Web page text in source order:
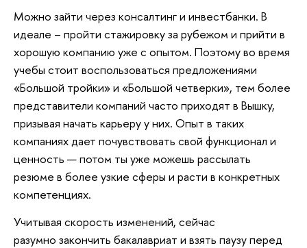
Можно зайти через консалтинг и инвестбанки. В
идеале – пройти стажировку за рубежом и прийти в
хорошую компанию уже с опытом. Поэтому во время
учебы стоит воспользоваться предложениями
«Большой тройки» и «Большой четверки», тем более
представители компаний часто приходят в Вышку,
призывая начать карьеру у них. Опыт в таких
компаниях дает почувствовать свой функционал и
ценность — потом ты уже можешь рассылать
резюме в более узкие сферы и расти в конкретных
компетенциях.
Учитывая скорость изменений, сейчас
разумно закончить бакалавриат и взять паузу перед